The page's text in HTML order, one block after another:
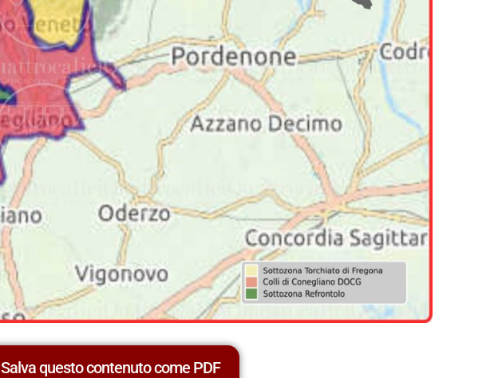
Salva questo contenuto come PDF